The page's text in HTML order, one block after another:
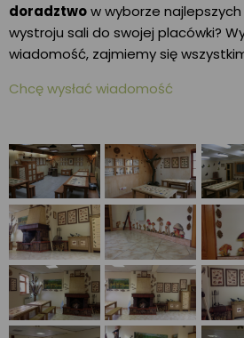
doradztwow wyborze
wystroju sali do swojej placówki?
wiadomość, zajmiemy się
Chcę wysłać wiadomość